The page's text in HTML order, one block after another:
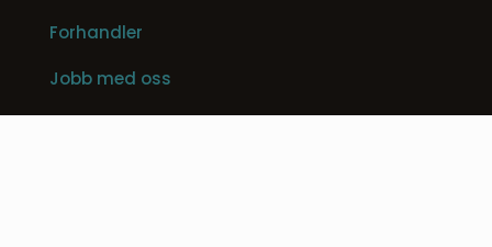
Forhandler
Jobb med oss